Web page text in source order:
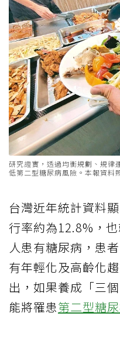
研究證實，透過均衡規劃、規律
低第二型糖尿病風險。本報資料
台灣近年統計資料
行率約為12.8%，
人患有糖尿病，患
有年輕化及高齡化
出，如果養成「三
能將罹患第二型糖